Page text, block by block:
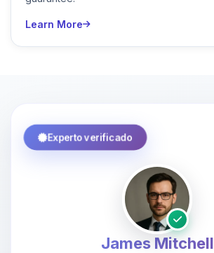
Learn More
Experto verificado
James Mitchell